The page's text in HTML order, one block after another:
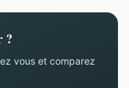
?
vous et comparez